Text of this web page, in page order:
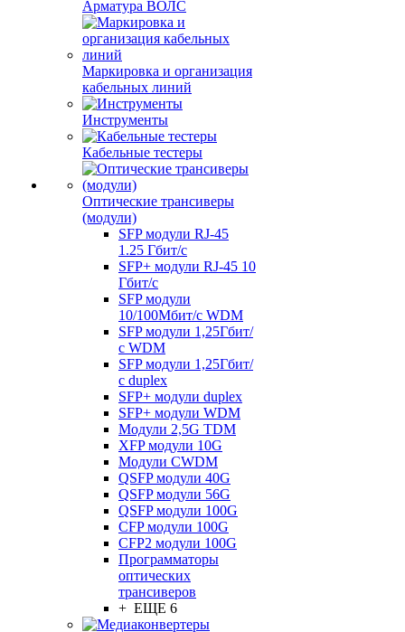
Арматура ВОЛС
Маркировка и организация
кабельных линий
Инструменты
Кабельные тестеры
Оптические трансиверы
(модули)
SFP модули RJ-45
1.25 Гбит/c
SFP+ модули RJ-45 10
Гбит/c
SFP модули
10/100Мбит/с WDM
SFP модули 1,25Гбит/
с WDM
SFP модули 1,25Гбит/
с duplex
SFP+ модули duplex
SFP+ модули WDM
Модули 2,5G TDM
XFP модули 10G
Модули CWDM
QSFP модули 40G
QSFP модули 56G
QSFP модули 100G
CFP модули 100G
CFP2 модули 100G
Программаторы
оптических
трансиверов
+ ЕЩЕ 6